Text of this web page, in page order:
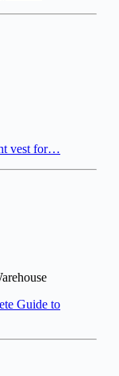
vest for…
Guide to